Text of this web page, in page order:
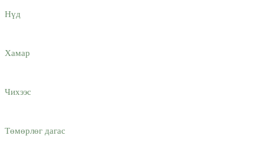
Нүд
Хамар
Чихээс
Төмөрлөг дагас